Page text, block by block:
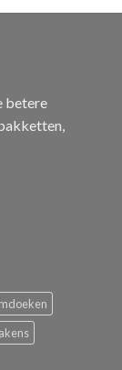
betere